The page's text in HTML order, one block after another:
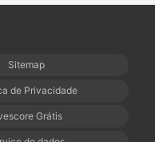
Sitemap
de Privacidade
Grátis